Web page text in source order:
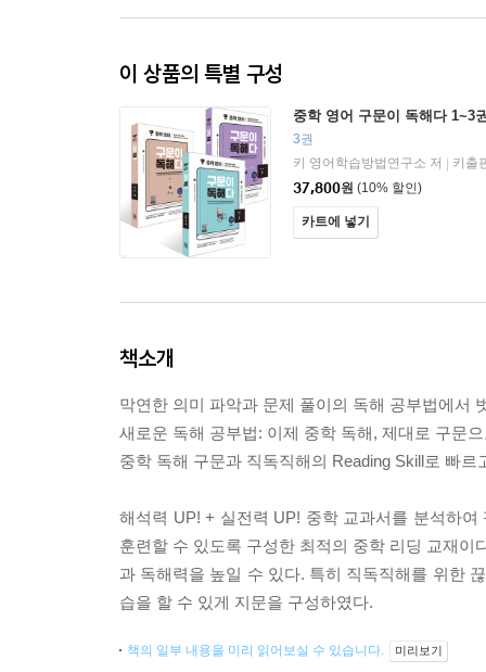
이 상품의 특별 구성
중학 영어 구문이 독해다 1~3
3권
키 영어학습방법연구소 저
키출
37,800원 (10% 할인)
카트에 넣기
책소개
막연한 의미 파악과 문제 풀이의 독해 공부법에서
새로운 독해 공부법: 이제 중학 독해, 제대로 구문
중학 독해 구문과 직독직해의 Reading Skill로 빠
해석력 UP! + 실전력 UP! 중학 교과서를 분석하
훈련할 수 있도록 구성한 최적의 중학 리딩 교재
과 독해력을 높일 수 있다. 특히 직독직해를 위한
습을 할 수 있게 지문을 구성하였다.
책의 일부 내용을 미리 읽어보실 수 있습니다. 미리보기